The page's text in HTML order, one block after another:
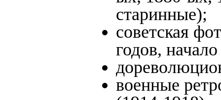
старинные);
советская
годов,
военные